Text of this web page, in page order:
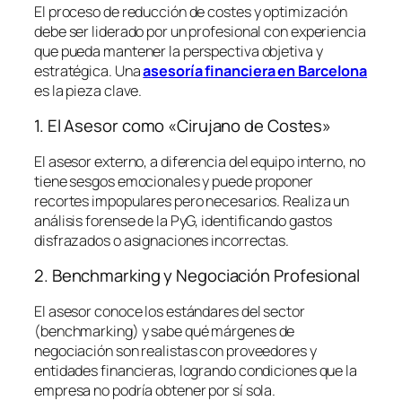
El proceso de reducción de costes y optimización
debe ser liderado por un profesional con experiencia
que pueda mantener la perspectiva objetiva y
estratégica. Unaasesoría financiera en Barcelona
es la pieza clave.
1. El Asesor como «Cirujano de Costes»
El asesor externo, a diferencia del equipo interno, no
tiene sesgos emocionales y puede proponer
recortes impopulares pero necesarios. Realiza un
análisis forense de la PyG, identificando gastos
disfrazados o asignaciones incorrectas.
2. Benchmarking y Negociación Profesional
El asesor conoce los estándares del sector
(benchmarking) y sabe qué márgenes de
negociación son realistas con proveedores y
entidades financieras, logrando condiciones que la
empresa no podría obtener por sí sola.